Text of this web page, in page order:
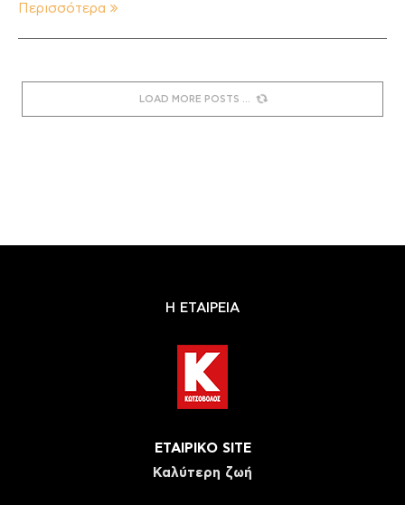
Περισσότερα
LOAD MORE POSTS
Η ΕΤΑΙΡΕΙΑ
ΕΤΑΙΡΙΚΟ SITE
Καλύτερη ζωή